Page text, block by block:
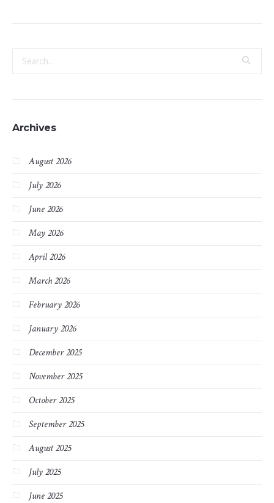
Archives
August 2026
July 2026
June 2026
May 2026
April 2026
March 2026
February 2026
January 2026
December 2025
November 2025
October 2025
September 2025
August 2025
July 2025
June 2025